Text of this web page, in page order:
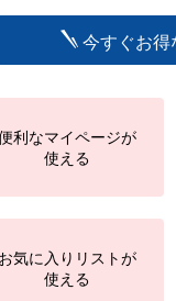
今すぐお得
利なマイページが
使える
お気に入りリストが
使える